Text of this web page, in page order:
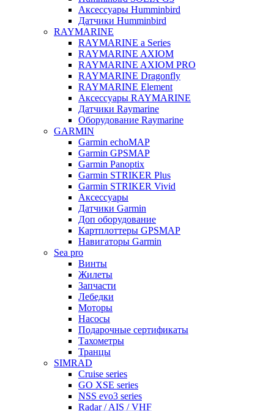
Аксессуары Humminbird
Датчики Humminbird
RAYMARINE
RAYMARINE a Series
RAYMARINE AXIOM
RAYMARINE AXIOM PRO
RAYMARINE Dragonfly
RAYMARINE Element
Аксессуары RAYMARINE
Датчики Raymarine
Оборудование Raymarine
GARMIN
Garmin echoMAP
Garmin GPSMAP
Garmin Panoptix
Garmin STRIKER Plus
Garmin STRIKER Vivid
Аксессуары
Датчики Garmin
Доп оборудование
Картплоттеры GPSMAP
Навигаторы Garmin
Sea pro
Винты
Жилеты
Запчасти
Лебедки
Моторы
Насосы
Подарочные сертификаты
Тахометры
Транцы
SIMRAD
Cruise series
GO XSE series
NSS evo3 series
Radar / AIS / VHF